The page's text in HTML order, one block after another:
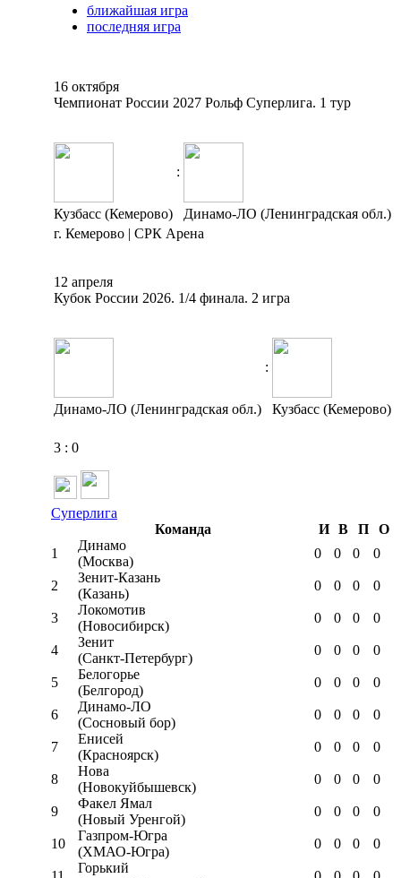
ближайшая игра
последняя игра
16 октября
Чемпионат России 2027 Рольф Суперлига. 1 тур
:
Кузбасс (Кемерово)
Динамо-ЛО (Ленинградская обл.)
г. Кемерово | СРК Арена
12 апреля
Кубок России 2026. 1/4 финала. 2 игра
:
Динамо-ЛО (Ленинградская обл.) Кузбасс (Кемерово)
3 : 0
Суперлига
Команда
И В П
О
1
Динамо
(Москва)
0 0 0 0
2
Зенит-Казань
(Казань)
0 0 0 0
3
Локомотив
(Новосибирск)
0 0 0 0
4
Зенит
(Санкт-Петербург)
0 0 0 0
5
Белогорье
(Белгород)
0 0 0 0
6
Динамо-ЛО
(Сосновый бор)
0 0 0 0
7
Енисей
(Красноярск)
0 0 0 0
8
Нова
(Новокуйбышевск)
0 0 0 0
9
Факел Ямал
(Новый Уренгой)
0 0 0 0
10
Газпром-Югра
(ХМАО-Югра)
0 0 0 0
Горький